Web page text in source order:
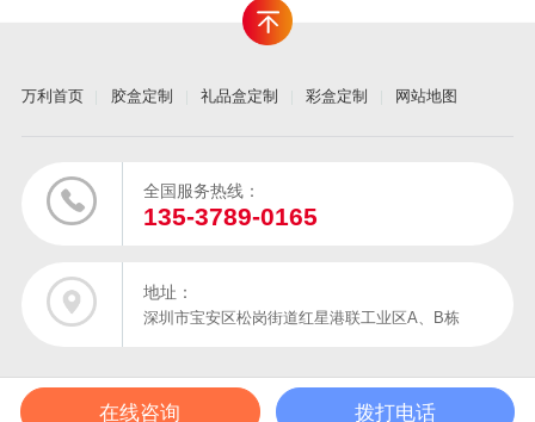
万利首页 胶盒定制 礼品盒定制 彩盒定制 网站地图
全国服务热线：
135-3789-0165
地址：
深圳市宝安区松岗街道红星港联工业区A、B栋
在线咨询 拨打电话